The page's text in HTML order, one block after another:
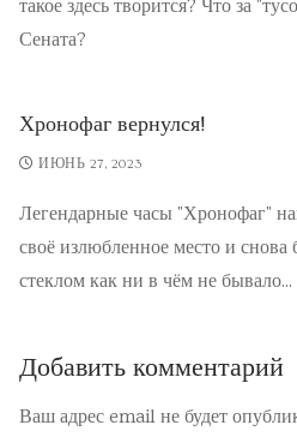
такое здесь творится? Что за
Сената?
Хронофаг вернулся!
ИЮНЬ 27, 2023
Легендарные часы "Хронофаг"
своё излюбленное место и снова
стеклом как ни в чём не бывало...
Добавить комментарий
Ваш адрес email не будет